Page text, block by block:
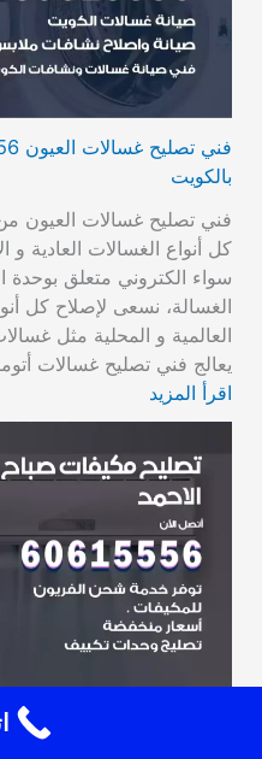
بالكويت
فني تصليح غسالات العيون
كل أنواع الغسالات العادية و
سواء الكتروني متعلق
الغسالة، نسعى لإصلاح كل
يعالج فني تصليح غسالات
اقرأ المزيد